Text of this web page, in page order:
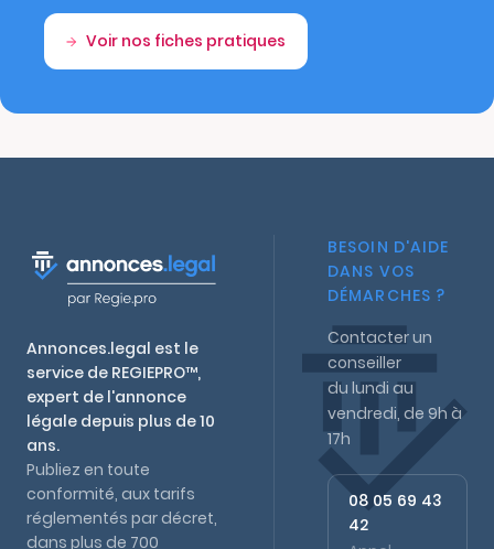
Voir nos fiches pratiques
Annonces.legal est le
service de REGIEPRO™,
expert de l'annonce
légale depuis plus de 10
ans.
Publiez en toute
conformité, aux tarifs
réglementés par décret,
dans plus de 700
BESOIN D'AIDE
DANS VOS
DÉMARCHES ?
Contacter un
conseiller
du lundi au
vendredi, de 9h à
17h
08 05 69 43
42